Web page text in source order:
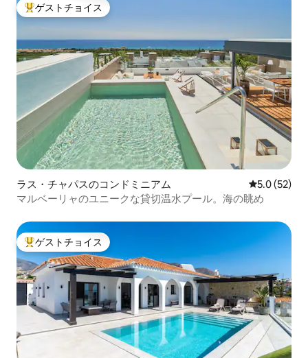
大好評のゲストチョイスです。
ゲストチョイス
ラス・チャパスのコンドミニアム レビュー52
5.0 (52)
マルベーリャのユニークな貸切温水プール。海の眺め
大好評のゲストチョイスです。
ゲストチョイス